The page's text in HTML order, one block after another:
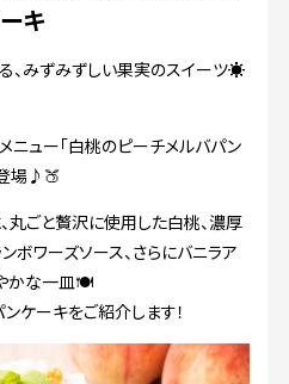
キ
、みずみずしい果実のスイーツ☀️
ニュー「白桃のピーチメルバパン
場♪🍑
丸ごと贅沢に使用した白桃、濃厚
ボワーズソース、さらにバニラア
かな一皿🍽️
ケーキをご紹介します！